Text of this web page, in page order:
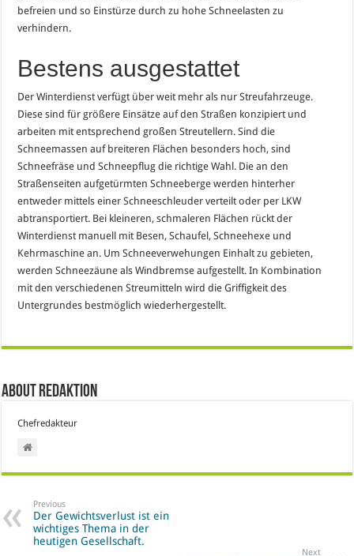
befreien und so Einstürze durch zu hohe Schneelasten zu
verhindern.
Bestens ausgestattet
Der Winterdienst verfügt über weit mehr als nur Streufahrzeuge.
Diese sind für größere Einsätze auf den Straßen konzipiert und
arbeiten mit entsprechend großen Streutellern. Sind die
Schneemassen auf breiteren Flächen besonders hoch, sind
Schneefräse und Schneepflug die richtige Wahl. Die an den
Straßenseiten aufgetürmten Schneeberge werden hinterher
entweder mittels einer Schneeschleuder verteilt oder per LKW
abtransportiert. Bei kleineren, schmaleren Flächen rückt der
Winterdienst manuell mit Besen, Schaufel, Schneehexe und
Kehrmaschine an. Um Schneeverwehungen Einhalt zu gebieten,
werden Schneezäune als Windbremse aufgestellt. In Kombination
mit den verschiedenen Streumitteln wird die Griffigkeit des
Untergrundes bestmöglich wiederhergestellt.
About Redaktion
Chefredakteur
Previous
Der Gewichtsverlust ist ein
wichtiges Thema in der
heutigen Gesellschaft.
Next